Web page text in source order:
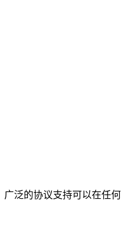
广泛的协议支持可以在任何